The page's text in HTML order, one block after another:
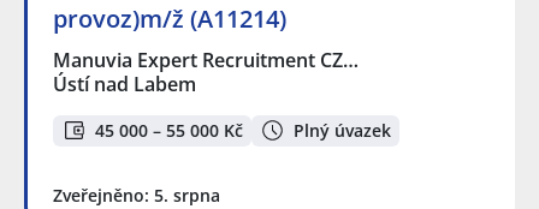
provoz)m/ž (A11214)
Manuvia Expert Recruitment CZ…
Ústí nad Labem
45 000 – 55 000 Kč Plný úvazek
Zveřejněno: 5. srpna